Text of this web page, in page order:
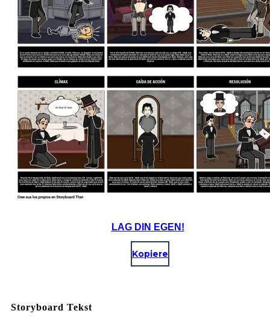
LAG DIN EGEN!
Kopiere
Storyboard Tekst